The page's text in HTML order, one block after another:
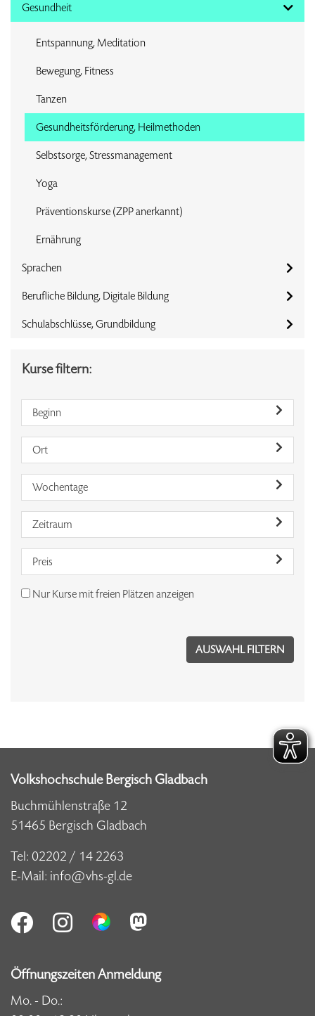
Gesundheit
Entspannung, Meditation
Bewegung, Fitness
Tanzen
Gesundheitsförderung, Heilmethoden
Selbstsorge, Stressmanagement
Yoga
Präventionskurse (ZPP anerkannt)
Ernährung
Sprachen
Berufliche Bildung, Digitale Bildung
Schulabschlüsse, Grundbildung
Kurse filtern:
Beginn
Ort
Wochentage
Zeitraum
Preis
Nur Kurse mit freien Plätzen anzeigen
Volkshochschule Bergisch Gladbach
Buchmühlenstraße 12
51465 Bergisch Gladbach
Tel: 02202 / 14 2263
E-Mail: info@vhs-gl.de
Öffnungszeiten Anmeldung
Mo. - Do.: